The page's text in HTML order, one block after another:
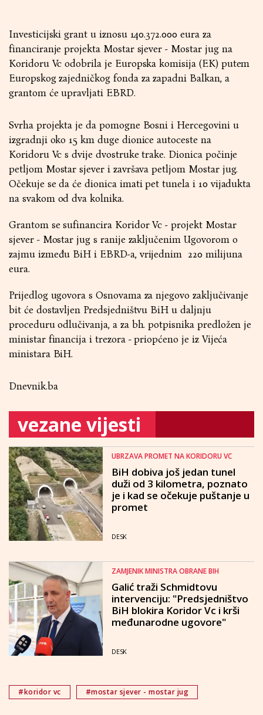
Investicijski grant u iznosu 140.372.000 eura za
financiranje projekta Mostar sjever - Mostar jug na
Koridoru Vc odobrila je Europska komisija (EK) putem
Europskog zajedničkog fonda za zapadni Balkan, a
grantom će upravljati EBRD.
Svrha projekta je da pomogne Bosni i Hercegovini u
izgradnji oko 15 km duge dionice autoceste na
Koridoru Vc s dvije dvostruke trake. Dionica počinje
petljom Mostar sjever i završava petljom Mostar jug.
Očekuje se da će dionica imati pet tunela i 10 vijadukta
na svakom od dva kolnika.
Grantom se sufinancira Koridor Vc - projekt Mostar
sjever - Mostar jug s ranije zaključenim Ugovorom o
zajmu između BiH i EBRD-a, vrijednim 220 milijuna
eura.
Prijedlog ugovora s Osnovama za njegovo zaključivanje
bit će dostavljen Predsjedništvu BiH u daljnju
proceduru odlučivanja, a za bh. potpisnika predložen je
ministar financija i trezora - priopćeno je iz Vijeća
ministara BiH.
Dnevnik.ba
vezane vijesti
UBRZAVA PROMET NA KORIDORU VC
BiH dobiva još jedan tunel
duži od 3 kilometra, poznato
je i kad se očekuje puštanje u
promet
DESK
ZAMJENIK MINISTRA OBRANE BIH
Galić traži Schmidtovu
intervenciju: "Predsjedništvo
BiH blokira Koridor Vc i krši
međunarodne ugovore"
DESK
#koridor vc #mostar sjever - mostar jug